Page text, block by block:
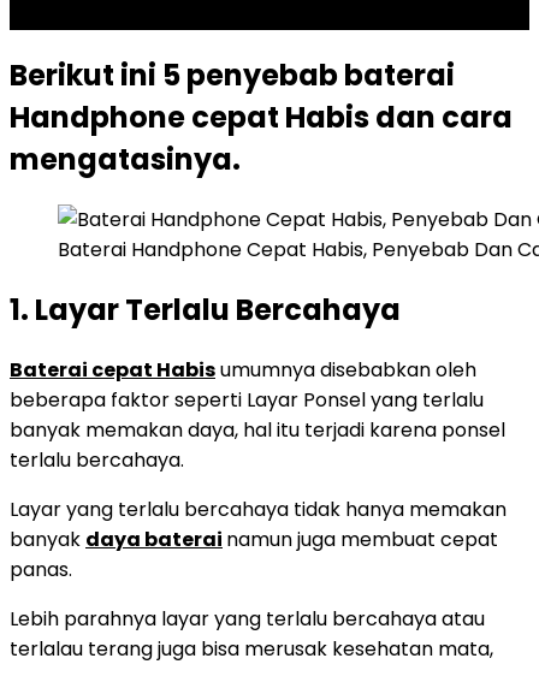
Berikut ini 5 penyebab baterai
Handphone cepat Habis dan cara
mengatasinya.
Baterai Handphone Cepat Habis, Penyebab Dan
1. Layar Terlalu Bercahaya
Baterai cepat Habisumumnya disebabkan oleh
beberapa faktor seperti Layar Ponsel yang terlalu
banyak memakan daya, hal itu terjadi karena ponsel
terlalu bercahaya.
Layar yang terlalu bercahaya tidak hanya memakan
banyak daya baterai namun juga membuat cepat
panas.
Lebih parahnya layar yang terlalu bercahaya atau
terlalau terang juga bisa merusak kesehatan mata,